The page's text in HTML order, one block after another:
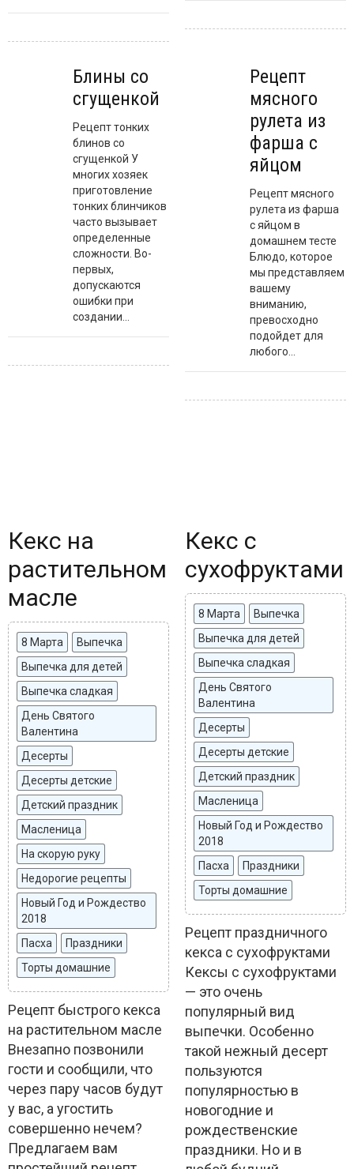
Блины со
сгущенкой
Рецепт тонких
блинов со
сгущенкой У
многих хозяек
приготовление
тонких блинчиков
часто вызывает
определенные
сложности. Во-
первых,
допускаются
ошибки при
создании...
Рецепт
мясного
рулета из
фарша с
яйцом
Рецепт мясного
рулета из фарша
с яйцом в
домашнем тесте
Блюдо, которое
мы представляем
вашему
вниманию,
превосходно
подойдет для
любого...
Кекс на
растительном
масле
8 Марта
Выпечка
Выпечка для детей
Выпечка сладкая
День Святого
Валентина
Десерты
Десерты детские
Детский праздник
Масленица
На скорую руку
Недорогие рецепты
Новый Год и Рождество
2018
Пасха
Праздники
Торты домашние
Рецепт быстрого кекса
на растительном масле
Внезапно позвонили
гости и сообщили, что
через пару часов будут
у вас, а угостить
совершенно нечем?
Предлагаем вам
Кекс с
сухофруктами
8 Марта
Выпечка
Выпечка для детей
Выпечка сладкая
День Святого
Валентина
Десерты
Десерты детские
Детский праздник
Масленица
Новый Год и Рождество
2018
Пасха
Праздники
Торты домашние
Рецепт праздничного
кекса с сухофруктами
Кексы с сухофруктами
— это очень
популярный вид
выпечки. Особенно
такой нежный десерт
пользуются
популярностью в
новогодние и
рождественские
праздники. Но и в